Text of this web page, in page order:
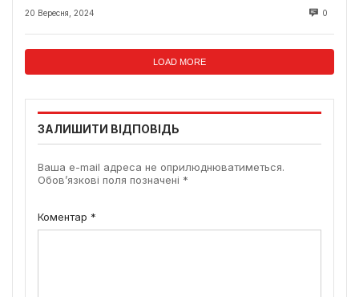
20 Вересня, 2024 0
LOAD MORE
ЗАЛИШИТИ ВІДПОВІДЬ
Ваша e-mail адреса не оприлюднюватиметься.
Обов’язкові поля позначені *
Коментар *